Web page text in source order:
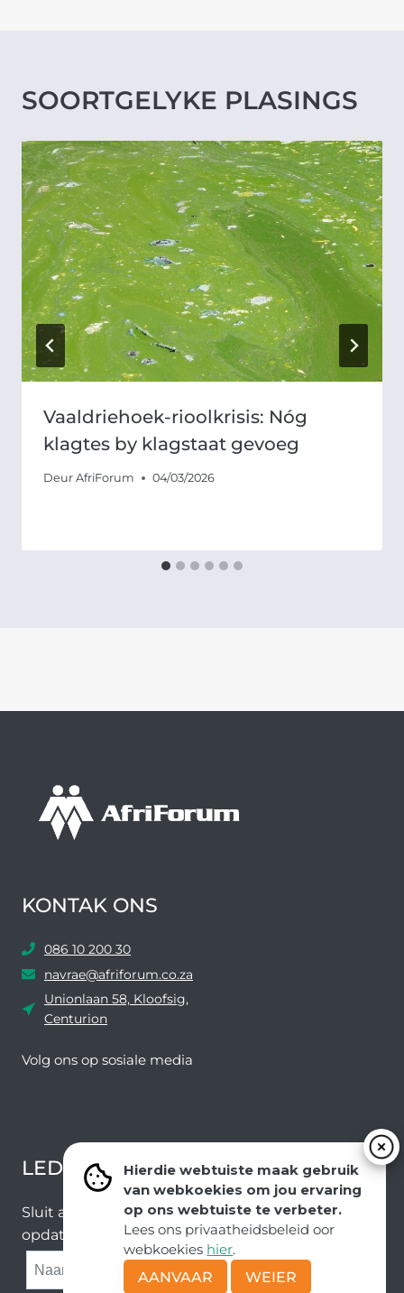
Hierdie webtuiste maak gebruik
van webkoekies om jou ervaring
op ons webtuiste te verbeter.
Lees ons privaatheidsbeleid oor
webkoekies hier.
AANVAAR
WEIER
SOORTGELYKE PLASINGS
Vaaldriehoek-rioolkrisis: Nóg
klagtes by klagstaat gevoeg
Deur AfriForum 04/03/2026
KONTAK ONS
086 10 200 30
navrae@afriforum.co.za
Unionlaan 58, Kloofsig,
Centurion
Volg ons ​​op sosiale media
LEDEVOORDELE NUUSBRIEF
Sluit aan by ons e-poslys om die nuutste nuus en
opdaterings van ons span te ontvang.